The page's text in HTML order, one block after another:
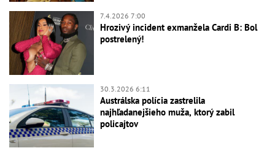
7.4.2026 7:00
Hrozivý incident exmanžela Cardi B: Bol
postrelený!
30.3.2026 6:11
Austrálska polícia zastrelila
najhľadanejšieho muža, ktorý zabil
policajtov